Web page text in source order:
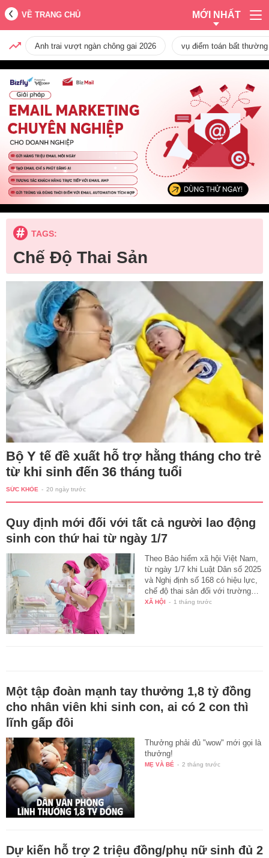
VỀ TRANG CHỦ MỚI NHẤT
Anh trai vượt ngàn chông gai 2026 vụ điểm toán bất
TAGS:
Chế Độ Thai Sản
Bộ Y tế đề xuất hỗ trợ hằng tháng cho trẻ
từ khi sinh đến 36 tháng tuổi
SỨC KHỎE - 20 ngày trước
Quy định mới đối với tất cả người lao động
sinh con thứ hai từ ngày 1/7
Theo Bảo hiểm xã hội Việt Nam,
từ ngày 1/7 khi Luật Dân số 2025
và Nghị định số 168 có hiệu lực,
chế độ thai sản đối với trường…
XÃ HỘI - 1 tháng trước
Một tập đoàn mạnh tay thưởng 1,8 tỷ đồng
cho nhân viên khi sinh con, ai có 2 con thì
lĩnh gấp đôi
Thưởng phải đủ "wow" mới gọi là
thưởng!
MẸ VÀ BÉ - 2 tháng trước
Dự kiến hỗ trợ 2 triệu đồng/phụ nữ sinh đủ 2